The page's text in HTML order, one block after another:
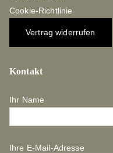
Cookie-Richtlinie
Vertrag widerrufen
Kontakt
Ihr Name
Ihre E-Mail-Adresse